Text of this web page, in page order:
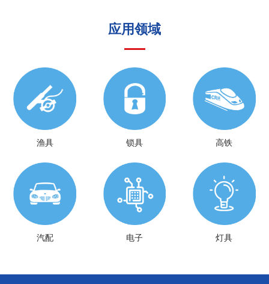
应用领域
渔具 锁具 高铁
汽配 电子 灯具